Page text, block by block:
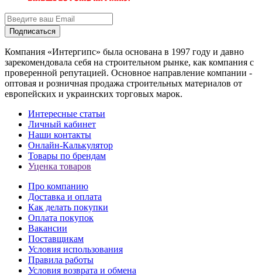
Подписаться
Компания «Интергипс» была основана в 1997 году и давно
зарекомендовала себя на строительном рынке, как компания с
проверенной репутацией. Основное направление компании -
оптовая и розничная продажа строительных материалов от
европейских и украинских торговых марок.
Интересные статьи
Личный кабинет
Наши контакты
Онлайн-Калькулятор
Товары по брендам
Уценка товаров
Про компанию
Доставка и оплата
Как делать покупки
Оплата покупок
Вакансии
Поставщикам
Условия использования
Правила работы
Условия возврата и обмена